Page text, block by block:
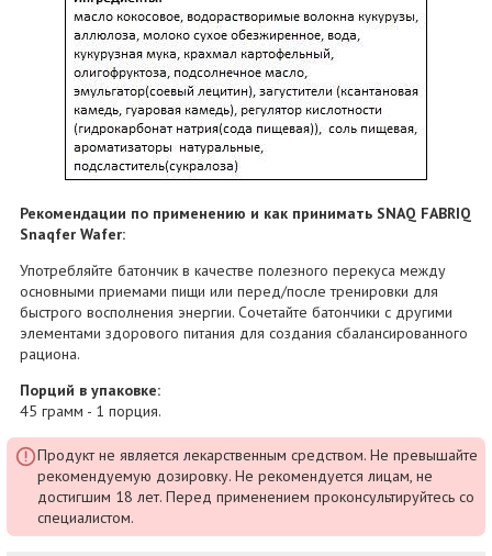
Рекомендации по применению и как принимать SNAQ FABRIQ
Snaqfer Wafer:
Употребляйте батончик в качестве полезного перекуса между
основными приемами пищи или перед/после тренировки для
быстрого восполнения энергии. Сочетайте батончики с другими
элементами здорового питания для создания сбалансированного
рациона.
Порций в упаковке:
45 грамм - 1 порция.
Продукт не является лекарственным средством. Не превышайте
рекомендуемую дозировку. Не рекомендуется лицам, не
достигшим 18 лет. Перед применением проконсультируйтесь со
специалистом.